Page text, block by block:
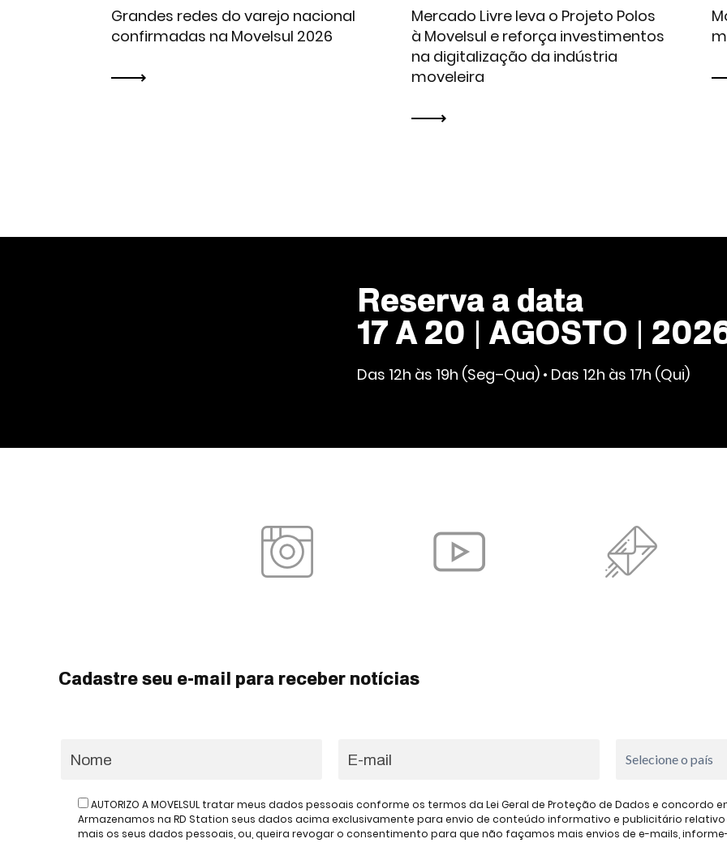
Grandes redes do varejo nacional
confirmadas na Movelsul 2026
Mercado Livre leva o Projeto Polos
à Movelsul e reforça investimentos
na digitalização da indústria
moveleira
Reserva a data
17 A 20 | AGOSTO |
Das 12h às 19h (Seg–Qua) • Das 12h às 17h (Qui)
Cadastre seu e-mail para receber notícias
AUTORIZO A MOVELSUL tratar meus dados pessoais conforme os termos da Lei Geral de Proteção de Dados e
Armazenamos na RD Station seus dados acima exclusivamente para envio de conteúdo informativo e publicitário relativo à
mais os seus dados pessoais, ou, queira revogar o consentimento para que não façamos mais envios de e-mails,